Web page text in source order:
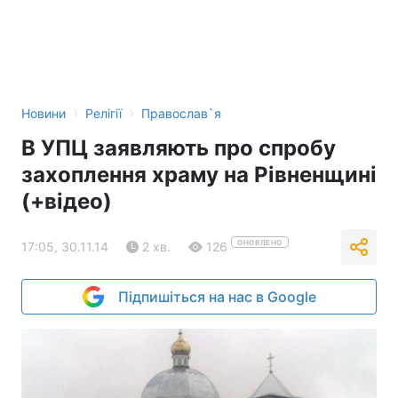
Новини › Релігії › Православ`я
В УПЦ заявляють про спробу
захоплення храму на Рівненщині
(+відео)
17:05, 30.11.14 2 хв. 126 ОНОВЛЕНО
Підпишіться на нас в Google